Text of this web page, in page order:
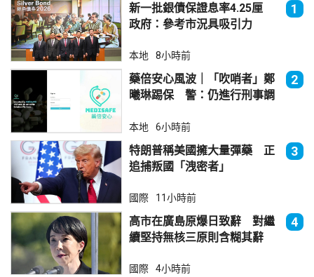
新一批銀債保證息率4.25厘
政府：參考市況具吸引力
1
本地 8小時前
藥倍安心風波｜「吹哨者」鄭
曦琳踢保 警：仍進行刑事調
2
本地 6小時前
特朗普稱美國擁大量彈藥 正
追捕叛國「洩密者」
3
國際 11小時前
高市在廣島原爆日致辭 對繼
續堅持無核三原則含糊其辭
4
國際 4小時前